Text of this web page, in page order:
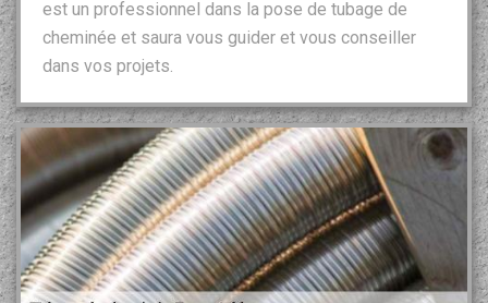
est un professionnel dans la pose de tubage de
cheminée et saura vous guider et vous conseiller
dans vos projets.